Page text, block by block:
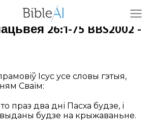
26:1-75 BBS2002 -
Ісус усе словы гэтыя,
Сваім:
праз два дні Пасха будзе, і
будзе на крыжаваньне.